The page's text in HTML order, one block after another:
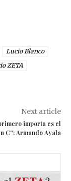
Lucio Blanco
ZETA
Next article
importa es el
C”: Armando Ayala